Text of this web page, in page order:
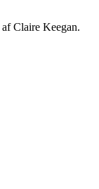
Claire Keegan.